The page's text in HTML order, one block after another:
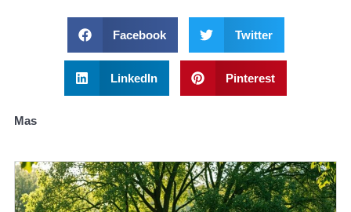
Facebook Twitter
LinkedIn Pinterest
Mas